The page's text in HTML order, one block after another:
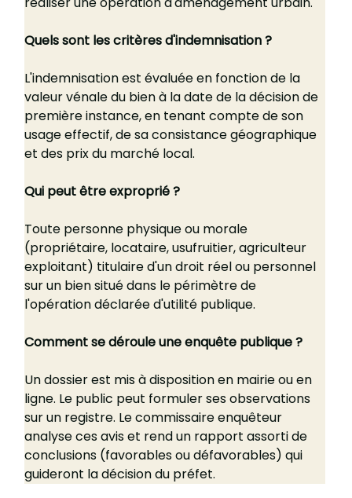
Quels sont les critères d'indemnisation ?
L'indemnisation est évaluée en fonction de la
valeur vénale du bien à la date de la décision de
première instance, en tenant compte de son
usage effectif, de sa consistance géographique
et des prix du marché local.
Qui peut être exproprié ?
Toute personne physique ou morale
(propriétaire, locataire, usufruitier, agriculteur
exploitant) titulaire d'un droit réel ou personnel
sur un bien situé dans le périmètre de
l'opération déclarée d'utilité publique.
Comment se déroule une enquête publique ?
Un dossier est mis à disposition en mairie ou en
ligne. Le public peut formuler ses observations
sur un registre. Le commissaire enquêteur
analyse ces avis et rend un rapport assorti de
conclusions (favorables ou défavorables) qui
guideront la décision du préfet.